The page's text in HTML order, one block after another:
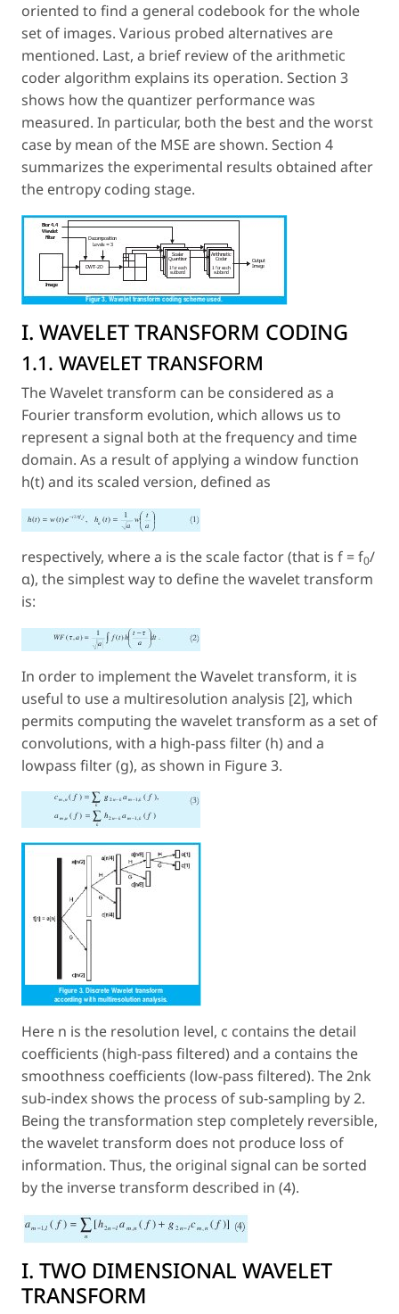
oriented to find a general codebook for the whole
set of images. Various probed alternatives are
mentioned. Last, a brief review of the arithmetic
coder algorithm explains its operation. Section 3
shows how the quantizer performance was
measured. In particular, both the best and the worst
case by mean of the MSE are shown. Section 4
summarizes the experimental results obtained after
the entropy coding stage.
I. WAVELET TRANSFORM CODING
1.1. WAVELET TRANSFORM
The Wavelet transform can be considered as a
Fourier transform evolution, which allows us to
represent a signal both at the frequency and time
domain. As a result of applying a window function
h(t) and its scaled version, defined as
respectively, where a is the scale factor (that is f = f0/
α), the simplest way to define the wavelet transform
is:
In order to implement the Wavelet transform, it is
useful to use a multiresolution analysis [2], which
permits computing the wavelet transform as a set of
convolutions, with a high-pass filter (h) and a
lowpass filter (g), as shown in Figure 3.
Here n is the resolution level, c contains the detail
coefficients (high-pass filtered) and a contains the
smoothness coefficients (low-pass filtered). The 2nk
sub-index shows the process of sub-sampling by 2.
Being the transformation step completely reversible,
the wavelet transform does not produce loss of
information. Thus, the original signal can be sorted
by the inverse transform described in (4).
I. TWO DIMENSIONAL WAVELET
TRANSFORM